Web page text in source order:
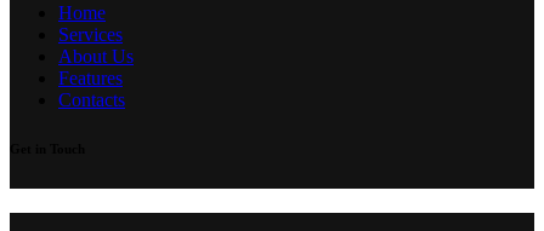
Home
Services
About Us
Features
Contacts